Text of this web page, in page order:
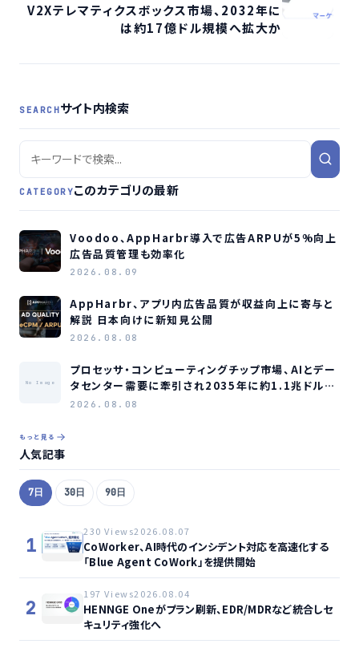
V2Xテレマティクスボックス市場、2032年に
は約17億ドル規模へ拡大か
SEARCHサイト内検索
CATEGORYこのカテゴリの最新
Voodoo、AppHarbr導入で広告ARPUが5%向上
広告品質管理も効率化
2026.08.09
AppHarbr、アプリ内広告品質が収益向上に寄与と
解説 日本向けに新知見公開
2026.08.08
No Image
プロセッサ・コンピューティングチップ市場、AIとデー
タセンター需要に牽引され2035年に約1.1兆ドル規
模へ成長か
2026.08.08
もっと見る
人気記事
7日 30日 90日
1
230 Views2026.08.07
CoWorker、AI時代のインシデント対応を高速化する
「Blue Agent CoWork」を提供開始
2
197 Views2026.08.04
HENNGE Oneがプラン刷新、EDR/MDRなど統合しセ
キュリティ強化へ